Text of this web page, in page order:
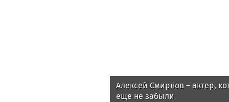
Алексей Смирнов – актер,
еще не забыли